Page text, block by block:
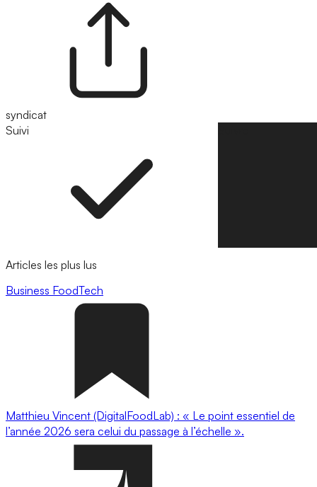
syndicat
Suivi
Articles les plus lus
Business FoodTech
Matthieu Vincent (DigitalFoodLab) : « Le point essentiel de
l’année 2026 sera celui du passage à l’échelle ».